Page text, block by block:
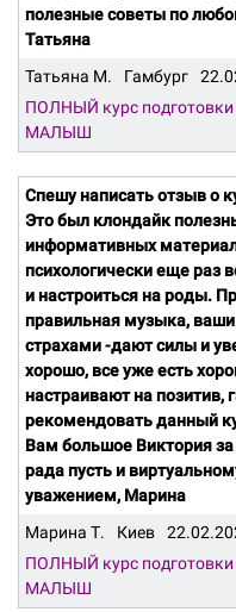
полезные советы по
Татьяна
Татьяна М.
Гамбург
ПОЛНЫЙ курс
МАЛЫШ
Спешу написать отзыв о
Это был клондайк
информативных
психологически еще раз
и настроиться на роды.
правильная музыка,
страхами -дают силы и
хорошо, все уже есть
настраивают на позитив,
рекомендовать данный
Вам большое Виктория
рада пусть и
уважением, Марина
Марина Т.
Киев
ПОЛНЫЙ курс
МАЛЫШ